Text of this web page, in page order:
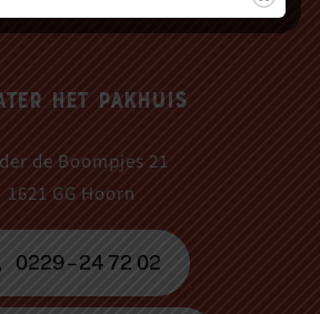
Het Pakhuis
de Boompjes 21
1621 GG Hoorn
0229 – 24 72 02